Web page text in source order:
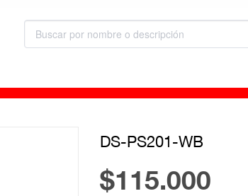
DS-PS201-WB
$115.000